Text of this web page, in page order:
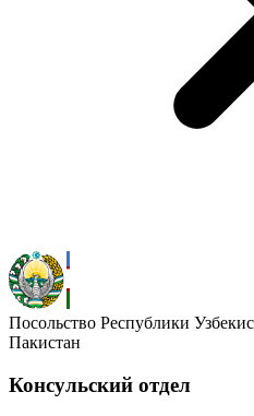
Посольство Республики
Пакистан
Консульский отдел